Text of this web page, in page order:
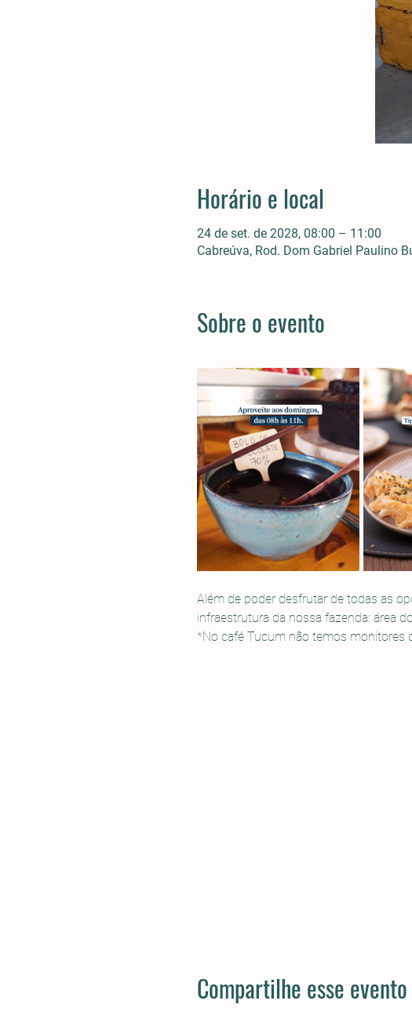
Horário e local
24 de set. de 2028, 08:00 – 11:00
Cabreúva, Rod. Dom Gabriel Paulino
Sobre o evento
Além de poder desfrutar de todas as
infraestrutura da nossa fazenda: área
*No café Tucum não temos monitores
Compartilhe esse evento